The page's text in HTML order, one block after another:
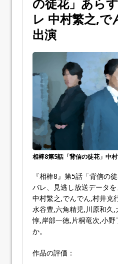
レ 中村繁之,で
出演
相棒8第5話「背信の徒花」中
『相棒8』第5話「背信の
バレ、見逃し放送データ
中村繁之,でんでん,村井克
水谷豊,六角精児,川原和久
惇,岸部一徳,片桐竜次,小
か。
作品の評価：